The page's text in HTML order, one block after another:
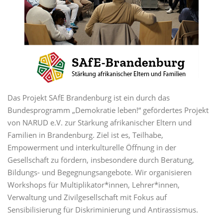
Das Projekt SAfE Brandenburg ist ein durch das
Bundesprogramm „Demokratie leben!“ gefördertes Projekt
von NARUD e.V. zur Stärkung afrikanischer Eltern und
Familien in Brandenburg. Ziel ist es, Teilhabe,
Empowerment und interkulturelle Öffnung in der
Gesellschaft zu fördern, insbesondere durch Beratung,
Bildungs- und Begegnungsangebote. Wir organisieren
Workshops für Multiplikator*innen, Lehrer*innen,
Verwaltung und Zivilgesellschaft mit Fokus auf
Sensibilisierung für Diskriminierung und Antirassismus.